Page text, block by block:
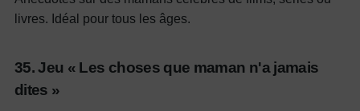
livres. Idéal pour tous les âges.
35. Jeu « Les choses que maman n'a jamais
dites »